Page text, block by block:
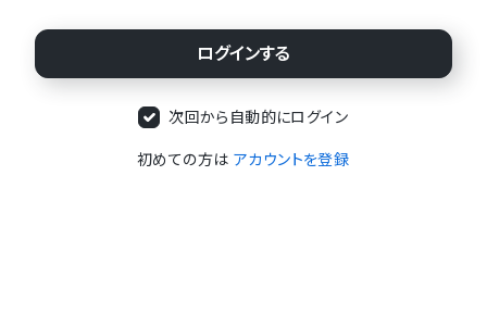
次回から自動的にログイン
初めての方は アカウントを登録